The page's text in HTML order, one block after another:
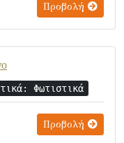
Προβολή
Φωτιστικά
Προβολή